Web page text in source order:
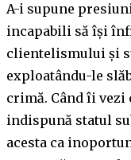
A-i supune
incapabili să își
clientelismului și
exploatându-le
crimă. Când îi vezi
indispună statul
acesta ca